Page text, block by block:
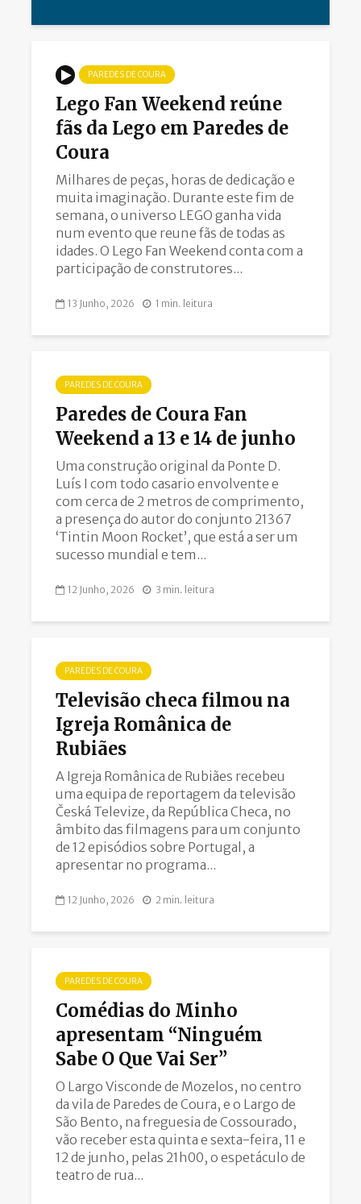
PAREDES DE COURA
Lego Fan Weekend reúne
fãs da Lego em Paredes de
Coura
Milhares de peças, horas de dedicação e
muita imaginação. Durante este fim de
semana, o universo LEGO ganha vida
num evento que reune fãs de todas as
idades. O Lego Fan Weekend conta com a
participação de construtores...
13 Junho, 2026 1 min. leitura
PAREDES DE COURA
Paredes de Coura Fan
Weekend a 13 e 14 de junho
Uma construção original da Ponte D.
Luís I com todo casario envolvente e
com cerca de 2 metros de comprimento,
a presença do autor do conjunto 21367
‘Tintin Moon Rocket’, que está a ser um
sucesso mundial e tem...
12 Junho, 2026 3 min. leitura
PAREDES DE COURA
Televisão checa filmou na
Igreja Românica de
Rubiães
A Igreja Românica de Rubiães recebeu
uma equipa de reportagem da televisão
Česká Televize, da República Checa, no
âmbito das filmagens para um conjunto
de 12 episódios sobre Portugal, a
apresentar no programa...
12 Junho, 2026 2 min. leitura
PAREDES DE COURA
Comédias do Minho
apresentam “Ninguém
Sabe O Que Vai Ser”
O Largo Visconde de Mozelos, no centro
da vila de Paredes de Coura, e o Largo de
São Bento, na freguesia de Cossourado,
vão receber esta quinta e sexta-feira, 11 e
12 de junho, pelas 21h00, o espetáculo de
teatro de rua...